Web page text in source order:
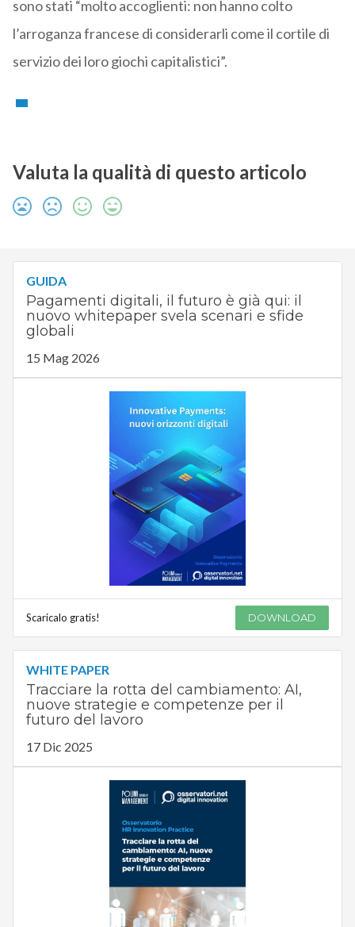
sono stati “molto accoglienti: non hanno colto
l’arroganza francese di considerarli come il cortile di
servizio dei loro giochi capitalistici”.
Valuta la qualità di questo articolo
GUIDA
Pagamenti digitali, il futuro è già qui: il
nuovo whitepaper svela scenari e sfide
globali
15 Mag 2026
Scaricalo gratis! DOWNLOAD
WHITE PAPER
Tracciare la rotta del cambiamento: AI,
nuove strategie e competenze per il
futuro del lavoro
17 Dic 2025